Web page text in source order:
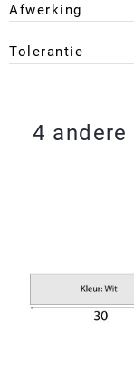
Afwerking
Tolerantie
4